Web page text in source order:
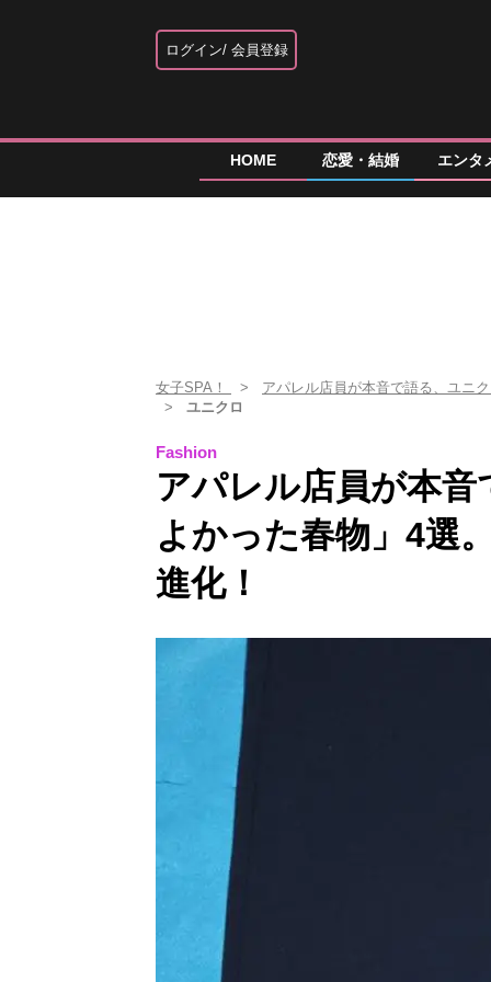
ログイン 会員登録
HOME 恋愛・結婚 エンタ
女子SPA！
アパレル店員が本音で語る、ユニ
ユニクロ
Fashion
アパレル店員が本
よかった春物」4選
進化！